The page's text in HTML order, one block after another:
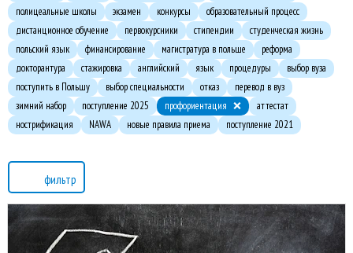
полицеальные школы
экзамен конкурсы
образовательный процесс
дистанционное обучение
первокурсники стипендии
студенческая жизнь
польский язык
финансирование магистратура в польше
реформа
докторантура
стажировка английский язык процедуры
выбор вуза
поступить в Польшу
выбор специальности отказ
перевод в вуз
зимний набор
поступление 2025 профориентация
аттестат
нострификация
NAWA новые правила приема поступление 2021
фильтр